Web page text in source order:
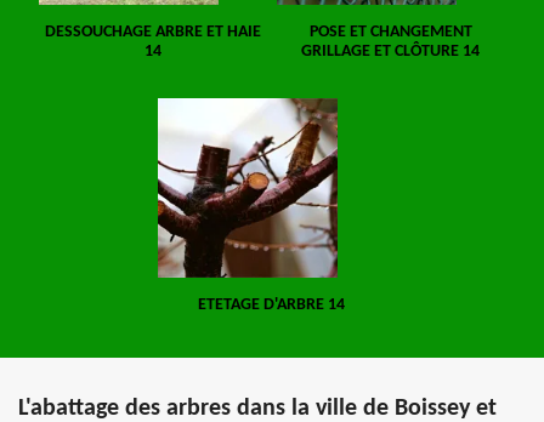
DESSOUCHAGE ARBRE ET HAIE
14
POSE ET CHANGEMENT
GRILLAGE ET CLÔTURE 14
ETETAGE D'ARBRE 14
L'abattage des arbres dans la ville de Boissey et